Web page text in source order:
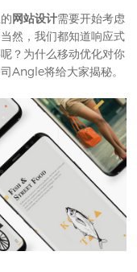
网站设计需要开始考虑
然，我们都知道响应式
？为什么移动优化对你
Angle将给大家揭秘。